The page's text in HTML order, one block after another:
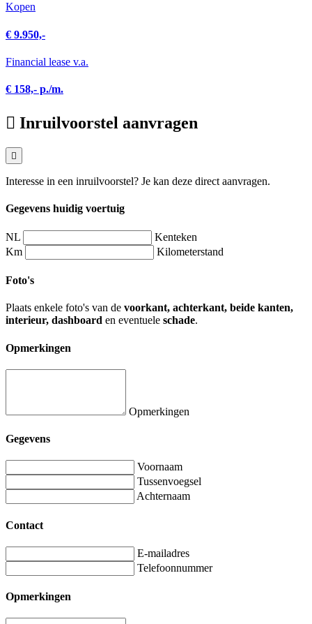
Kopen
€ 9.950,-
Financial lease v.a.
€ 158,- p./m.
Inruilvoorstel aanvragen
Interesse in een inruilvoorstel? Je kan deze direct aanvragen.
Gegevens huidig voertuig
NL
Kenteken
Km
Kilometerstand
Foto's
Plaats enkele foto's van de voorkant, achterkant, beide kanten,
interieur, dashboard en eventuele schade.
Opmerkingen
Opmerkingen
Gegevens
Voornaam
Tussenvoegsel
Achternaam
Contact
E-mailadres
Telefoonnummer
Opmerkingen